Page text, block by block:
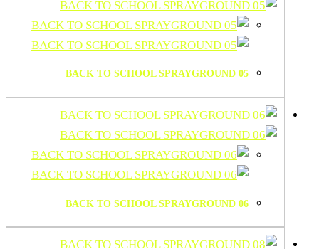
BACK TO SCHOOL SPRAYGROUND 05
BACK TO SCHOOL SPRAYGROUND 06